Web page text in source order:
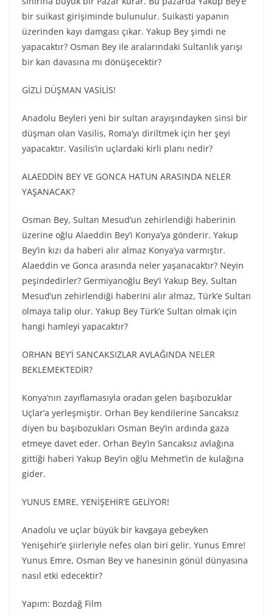
bir suikast girişiminde bulunulur. Suikasti yapanın
üzerinden kayı damgası çıkar. Yakup Bey şimdi ne
yapacaktır? Osman Bey ile aralarındaki Sultanlık yarışı
bir kan davasına mı dönüşecektir?
GİZLİ DÜŞMAN VASİLİS!
Anadolu Beyleri yeni bir sultan arayışındayken sinsi bir
düşman olan Vasilis, Roma’yı diriltmek için her şeyi
yapacaktır. Vasilis’in uçlardaki kirli planı nedir?
ALAEDDİN BEY VE GONCA HATUN ARASINDA NELER
YAŞANACAK?
Osman Bey, Sultan Mesud’un zehirlendiği haberinin
üzerine oğlu Alaeddin Bey’i Konya’ya gönderir. Yakup
Bey’in kızı da haberi alır almaz Konya’ya varmıştır.
Alaeddin ve Gonca arasında neler yaşanacaktır? Neyin
peşindedirler? Germiyanoğlu Bey’i Yakup Bey, Sultan
Mesud’un zehirlendiği haberini alır almaz, Türk’e Sultan
olmaya talip olur. Yakup Bey Türk’e Sultan olmak için
hangi hamleyi yapacaktır?
ORHAN BEY’İ SANCAKSIZLAR AVLAĞINDA NELER
BEKLEMEKTEDİR?
Konya’nın zayıflamasıyla oradan gelen başıbozuklar
Uçlar’a yerleşmiştir. Orhan Bey kendilerine Sancaksız
diyen bu başıbozukları Osman Bey’in ardında gaza
etmeye davet eder. Orhan Bey’in Sancaksız avlağına
gittiği haberi Yakup Bey’in oğlu Mehmet’in de kulağına
gider.
YUNUS EMRE, YENİŞEHİR’E GELİYOR!
Anadolu ve uçlar büyük bir kavgaya gebeyken
Yenişehir’e şiirleriyle nefes olan biri gelir. Yunus Emre!
Yunus Emre, Osman Bey ve hanesinin gönül dünyasına
nasıl etki edecektir?
Yapım: Bozdağ Fi̇lm